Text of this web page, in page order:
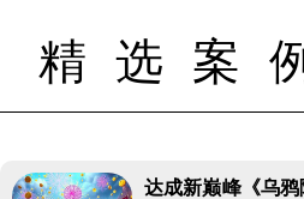
精选案
达成新巅峰《乌